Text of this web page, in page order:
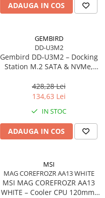
ADAUGA IN COS
GEMBIRD
DD-U3M2
Gembird DD‑U3M2 – Docking
Station M.2 SATA & NVMe,
428,28 Lei
134,63 Lei
IN STOC
ADAUGA IN COS
MSI
MAG COREFROZR AA13 WHITE
MSI MAG COREFROZR AA13
WHITE – Cooler CPU 120mm,